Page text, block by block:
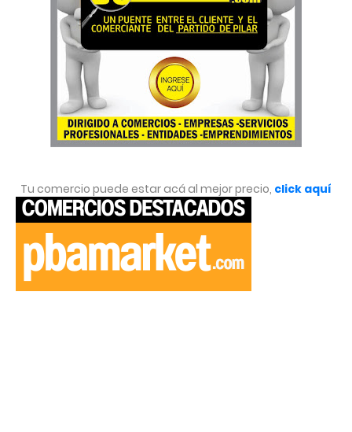
Tu comercio puede estar acá al mejor precio, click aquí